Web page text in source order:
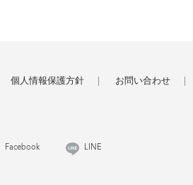
個人情報保護方針 お問い合わせ
Facebook LINE